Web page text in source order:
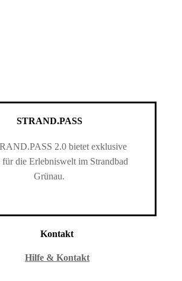
STRAND.PASS
2.0 bietet exklusive
für die Erlebniswelt im Strandbad
Grünau.
Kontakt
Hilfe & Kontakt